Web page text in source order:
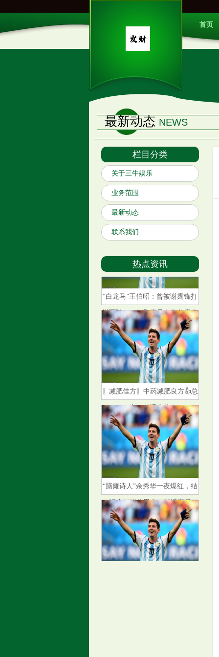
首页
最新动态 NEWS
栏目分类
关于三牛娱乐
业务范围
最新动态
联系我们
热点资讯
“白龙马”王伯昭：曾被谢霆锋打
进医院，44岁和妻子在街头卖卤
菜
〖减肥佳方〗中药减肥良方👍总
有一种适合你
“脑瘫诗人”余秀华一夜爆红，结
识小14岁的男友，却遭家暴